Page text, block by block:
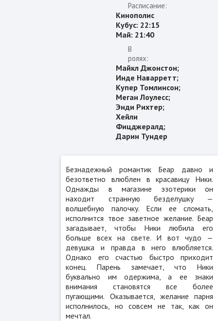
Расписание:
Кинополис
Кубус: 22:15
Май: 21:40
В
ролях:
Майкл Джонстон;
Инде Наварретт;
Купер Томлинсон;
Меган Лоулесс;
Энди Рихтер;
Хейли
Фицджералд;
Дарин Тундер
Безнадежный романтик Беар давно и
безответно влюблен в красавицу Ники.
Однажды в магазине эзотерики он
находит странную безделушку —
волшебную палочку. Если ее сломать,
исполнится твое заветное желание. Беар
загадывает, чтобы Ники любила его
больше всех на свете. И вот чудо —
девушка и правда в него влюбляется.
Однако его счастью быстро приходит
конец. Парень замечает, что Ники
буквально им одержима, а ее знаки
внимания становятся все более
пугающими. Оказывается, желание парня
исполнилось, но совсем не так, как он
мечтал.